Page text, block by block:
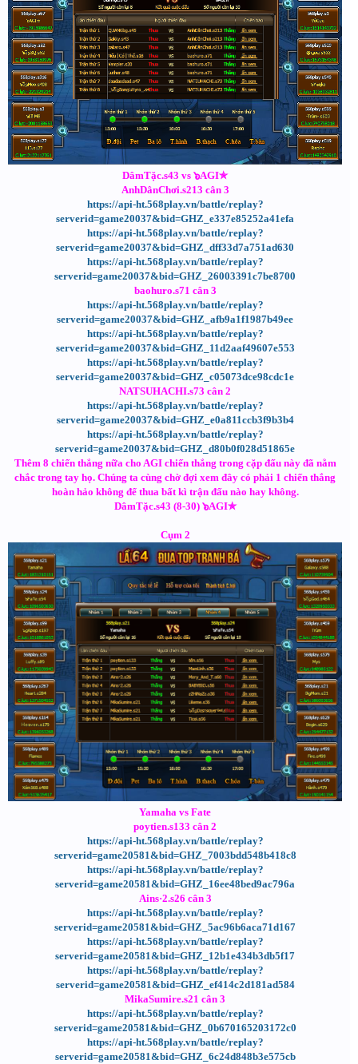
DâmTặc.s43 vs ๖AGI✯
AnhDânChơi.s213 cân 3
https://api-ht.568play.vn/battle/replay?
serverid=game20037&bid=GHZ_e337e85252a41efa
https://api-ht.568play.vn/battle/replay?
serverid=game20037&bid=GHZ_dff33d7a751ad630
https://api-ht.568play.vn/battle/replay?
serverid=game20037&bid=GHZ_26003391c7be8700
baohuro.s71 cân 3
https://api-ht.568play.vn/battle/replay?
serverid=game20037&bid=GHZ_afb9a1f1987b49ee
https://api-ht.568play.vn/battle/replay?
serverid=game20037&bid=GHZ_11d2aaf49607e553
https://api-ht.568play.vn/battle/replay?
serverid=game20037&bid=GHZ_c05073dce98cdc1e
NATSUHACHI.s73 cân 2
https://api-ht.568play.vn/battle/replay?
serverid=game20037&bid=GHZ_e0a811ccb3f9b3b4
https://api-ht.568play.vn/battle/replay?
serverid=game20037&bid=GHZ_d80b0f028d51865e
Thêm 8 chiến thắng nữa cho AGI chiến thắng trong cặp đấu này đã nằm
chắc trong tay họ. Chúng ta cùng chờ đợi xem đây có phải 1 chiến thắng
hoàn hảo không để thua bất kì trận đấu nào hay không.
DâmTặc.s43 (8-30) ๖AGI✯
Cụm 2
Yamaha vs Fate
poytien.s133 cân 2
https://api-ht.568play.vn/battle/replay?
serverid=game20581&bid=GHZ_7003bdd548b418c8
https://api-ht.568play.vn/battle/replay?
serverid=game20581&bid=GHZ_16ee48bed9ac796a
Ains·2.s26 cân 3
https://api-ht.568play.vn/battle/replay?
serverid=game20581&bid=GHZ_5ac96b6aca71d167
https://api-ht.568play.vn/battle/replay?
serverid=game20581&bid=GHZ_12b1e434b3db5f17
https://api-ht.568play.vn/battle/replay?
serverid=game20581&bid=GHZ_ef414c2d181ad584
MikaSumire.s21 cân 3
https://api-ht.568play.vn/battle/replay?
serverid=game20581&bid=GHZ_0b670165203172c0
https://api-ht.568play.vn/battle/replay?
serverid=game20581&bid=GHZ_6c24d848b3e575cb